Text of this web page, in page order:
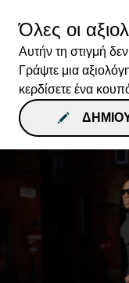
Όλες οι
Αυτήν τη στιγμή
Γράψτε μια
κερδίσετε ένα